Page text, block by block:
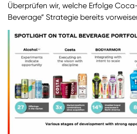
Überprüfen wir, welche Erfolge
Beverage“ Strategie bereits